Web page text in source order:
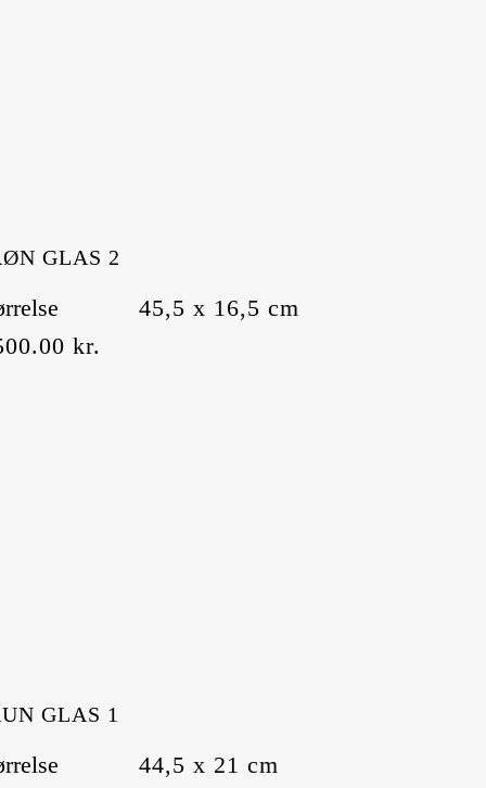
GLAS 2
45,5 x 16,5 cm
kr.
GLAS 1
44,5 x 21 cm